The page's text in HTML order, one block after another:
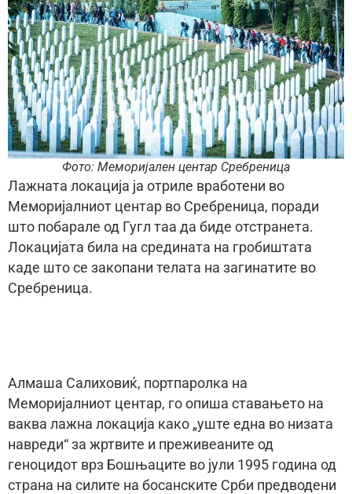
Фото: Меморијален центар Сребреница
Лажната локација ја отриле вработени во
Меморијалниот центар во Сребреница, поради
што побарале од Гугл таа да биде отстранета.
Локацијата била на средината на гробиштата
каде што се закопани телата на загинатите во
Сребреница.
Алмаша Салиховиќ, портпаролка на
Меморијалниот центар, го опиша ставањето на
ваква лажна локација како „уште една во низата
навреди“ за жртвите и преживеаните од
геноцидот врз Бошњаците во јули 1995 година од
страна на силите на босанските Срби предводени